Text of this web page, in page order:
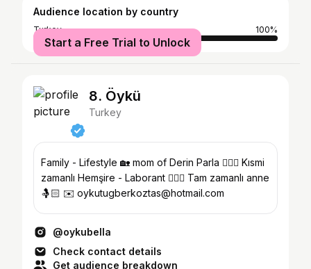
Audience location by country
Turkey 100%
Start a Free Trial to Unlock
8. Öykü
Turkey
Family - Lifestyle 🏡 mom of Derin Parla 🧚🏻‍♀️ Kısmi
zamanlı Hemşire - Laborant 👩🏻‍⚕️ Tam zamanlı anne
🤱🏻 ✉️ oykutugberkoztas@hotmail.com
@oykubella
Check contact details
Get audience breakdown